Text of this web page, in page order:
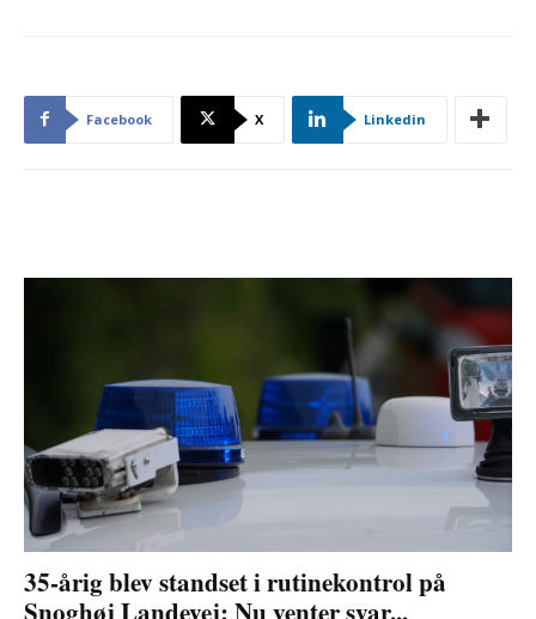
Facebook X Linkedin
35-årig blev standset i rutinekontrol på